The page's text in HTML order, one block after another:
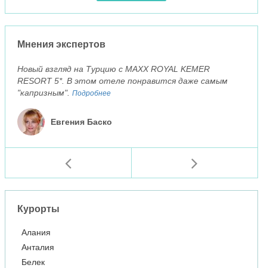
Мнения экспертов
Новый взгляд на Турцию с MAXX ROYAL KEMER
RESORT 5*. В этом отеле понравится даже самым
"капризным". Подробнее
Евгения Баско
Курорты
Алания
Анталия
Белек